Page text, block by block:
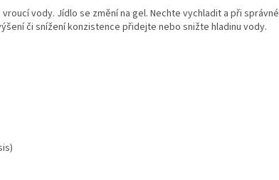
vody. Jídlo se změní na gel. Nechte vychladit a při správné
či snížení konzistence přidejte nebo snižte hladinu vody.